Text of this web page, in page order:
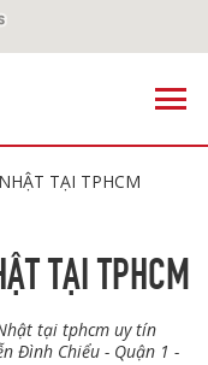
TẠI TPHCM
TẠI TPHCM
tại tphcm uy tín
Đình Chiểu - Quận 1 -